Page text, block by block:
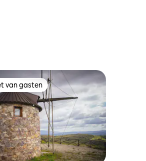
van gasten
van gasten